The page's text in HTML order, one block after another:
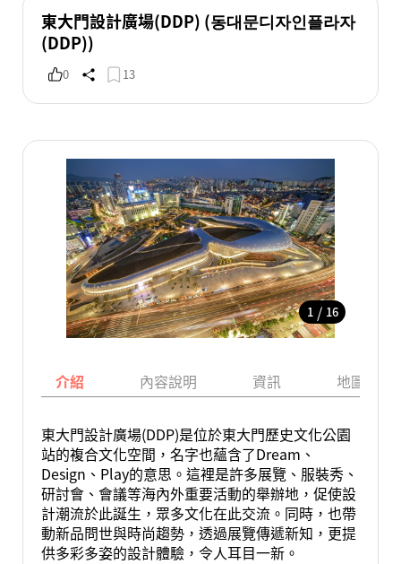
東大門設計廣場(DDP) (동대문디자인플라자
(DDP))
0 13
1 / 16
介紹 內容說明 資訊 地圖
東大門設計廣場(DDP)是位於東大門歷史文化公園
站的複合文化空間，名字也蘊含了Dream、
Design、Play的意思。這裡是許多展覽、服裝秀、
研討會、會議等海內外重要活動的舉辦地，促使設
計潮流於此誕生，眾多文化在此交流。同時，也帶
動新品問世與時尚趨勢，透過展覽傳遞新知，更提
供多彩多姿的設計體驗，令人耳目一新。